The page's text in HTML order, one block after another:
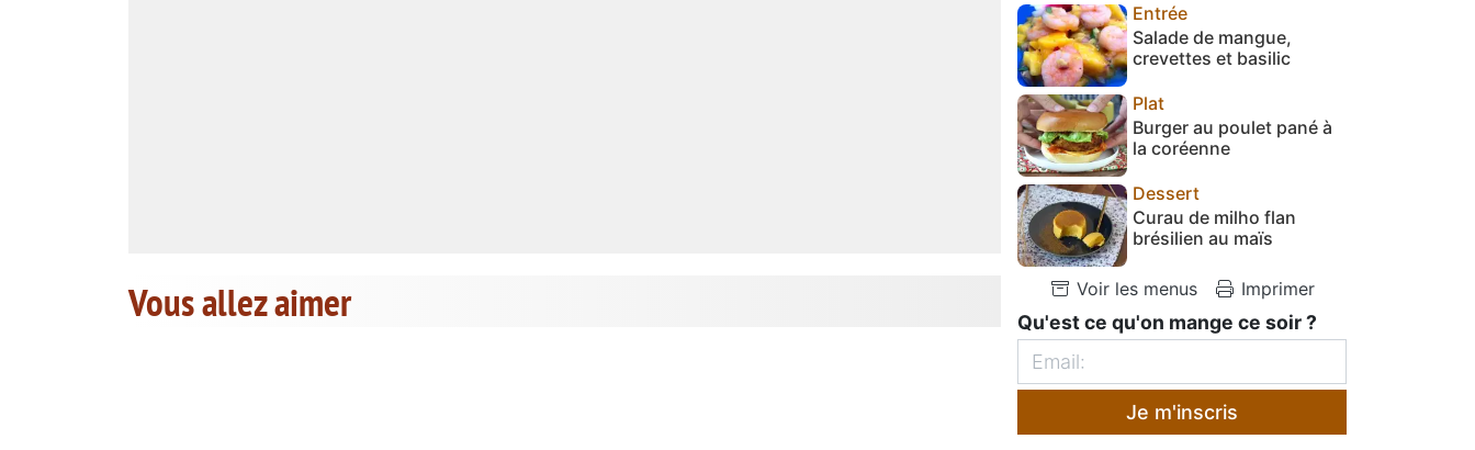
Vous allez aimer
Entrée
Salade de mangue,
crevettes et basilic
Plat
Burger au poulet pané à
la coréenne
Dessert
Curau de milho flan
brésilien au maïs
Voir les menus Imprimer
Qu'est ce qu'on mange ce soir ?
Je m'inscris